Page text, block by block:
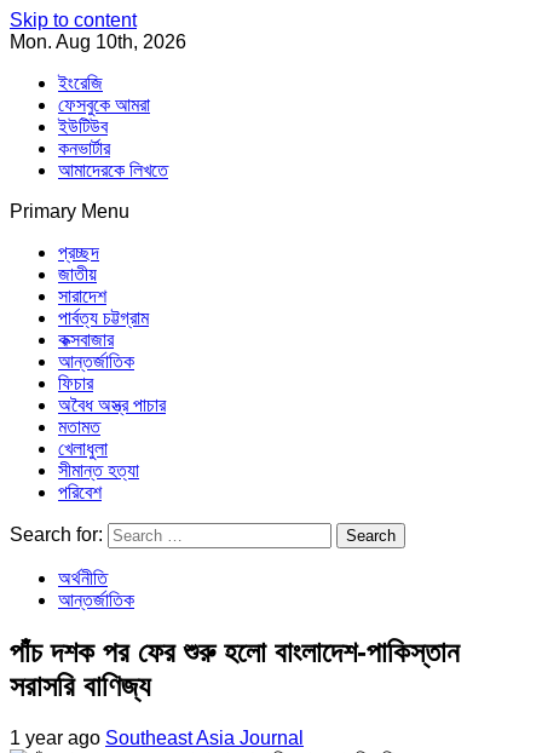
Skip to content
Mon. Aug 10th, 2026
ইংরেজি
ফেসবুকে আমরা
ইউটিউব
কনভার্টার
আমাদেরকে লিখতে
Primary Menu
Southeast Asia Journal
প্রচ্ছদ
জাতীয়
সারাদেশ
পার্বত্য চট্টগ্রাম
কক্সবাজার
আন্তর্জাতিক
ফিচার
অবৈধ অস্ত্র পাচার
মতামত
খেলাধুলা
সীমান্ত হত্যা
পরিবেশ
Search for:
অর্থনীতি
আন্তর্জাতিক
পাঁচ দশক পর ফের শুরু হলো বাংলাদেশ-পাকিস্তান
সরাসরি বাণিজ্য
1 year ago Southeast Asia Journal